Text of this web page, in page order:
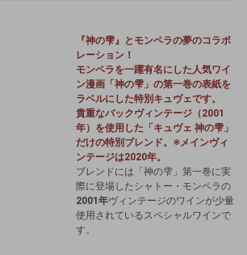
『神の雫』とモンペラの夢のコラボ
レーション！
モンペラを一躍有名にした人気ワイ
ン漫画「神の雫」の第一巻の表紙を
ラベルにした特別キュヴェです。
貴重なバックヴィンテージ（2001
年）を使用した「キュヴェ 神の雫」
だけの特別ブレンド。※メインヴィ
ンテージは2020年。
ブレンドには「神の雫」第一巻に実
際に登場したシャトー・モンペラの
2001年ヴィンテージのワインが少量
使用されているスペシャルワインで
す。